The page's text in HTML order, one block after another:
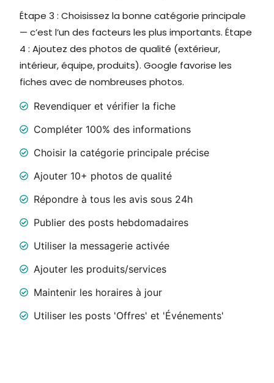
Étape 3 : Choisissez la bonne catégorie principale
— c’est l’un des facteurs les plus importants. Étape
4 : Ajoutez des photos de qualité (extérieur,
intérieur, équipe, produits). Google favorise les
fiches avec de nombreuses photos.
Revendiquer et vérifier la fiche
Compléter 100% des informations
Choisir la catégorie principale précise
Ajouter 10+ photos de qualité
Répondre à tous les avis sous 24h
Publier des posts hebdomadaires
Utiliser la messagerie activée
Ajouter les produits/services
Maintenir les horaires à jour
Utiliser les posts 'Offres' et 'Événements'